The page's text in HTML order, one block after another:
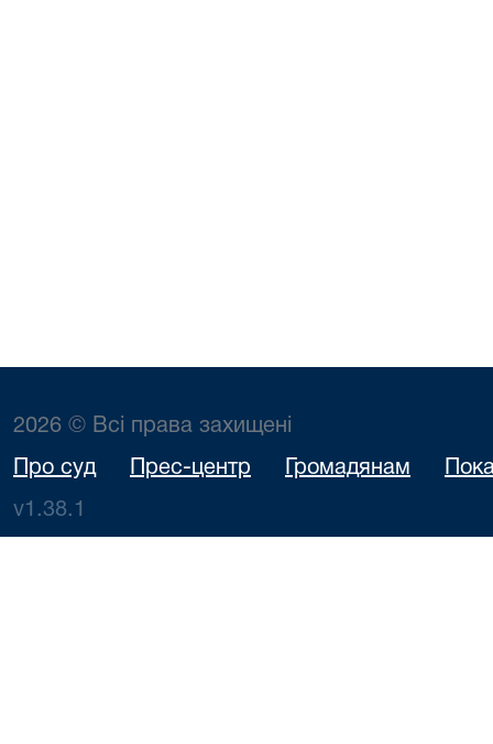
2026 © Всі права захищені
Про суд Прес-центр Громадянам
v1.38.1